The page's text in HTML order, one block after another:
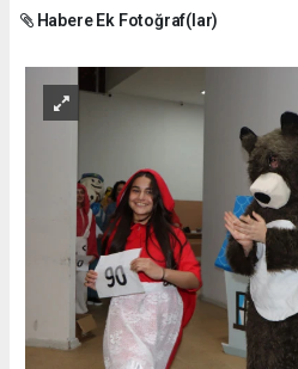
Habere Ek Fotoğraf(lar)